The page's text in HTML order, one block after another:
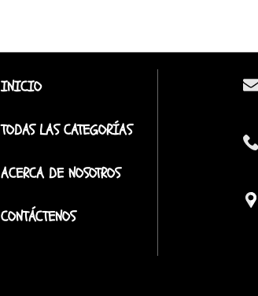
INICIO
TODAS LAS CATEGORÍAS
ACERCA DE NOSOTROS
CONTÁCTENOS